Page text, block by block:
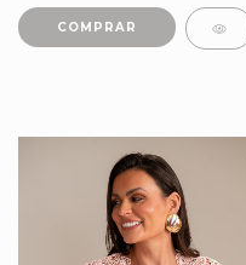
COMPRAR